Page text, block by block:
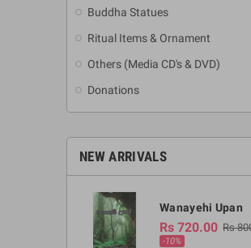
Buddha Statues
Ritual Items & Ornament
Others (Media CD's & DVD)
Donations
NEW ARRIVALS
Wanayehi Upan
Rs 720.00 Rs
-10%